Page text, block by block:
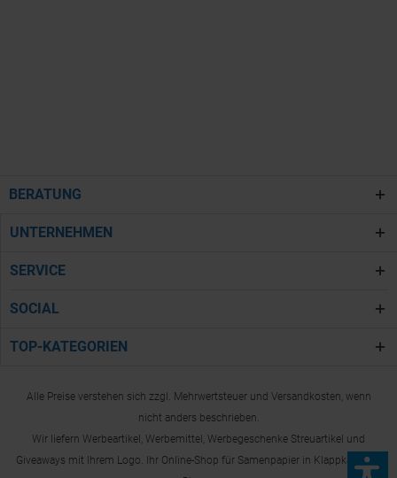
BERATUNG
UNTERNEHMEN
SERVICE
SOCIAL
TOP-KATEGORIEN
Alle Preise verstehen sich zzgl. Mehrwertsteuer und Versandkosten, wenn
nicht anders beschrieben.
Wir liefern Werbeartikel, Werbemittel, Werbegeschenke Streuartikel und
Giveaways mit Ihrem Logo. Ihr Online-Shop für Samenpapier in Klappkärtchen